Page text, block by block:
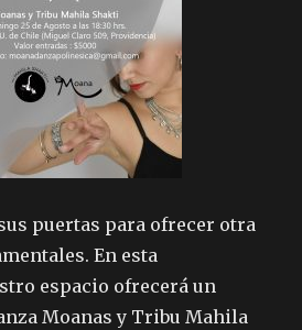
puertas para ofrecer otra
En esta
espacio ofrecerá un
Moanas y Tribu Mahila